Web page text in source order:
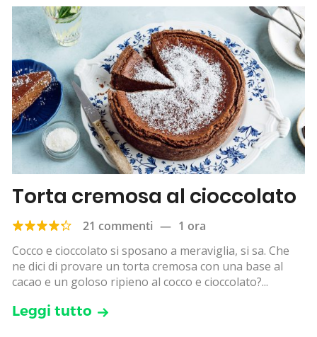
Torta cremosa al cioccolato
21 commenti — 1 ora
Cocco e cioccolato si sposano a meraviglia, si sa. Che
ne dici di provare un torta cremosa con una base al
cacao e un goloso ripieno al cocco e cioccolato?...
Leggi tutto